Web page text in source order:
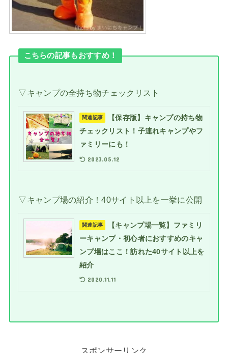
こちらの記事もおすすめ！
▽キャンプの全持ち物チェックリスト
関連記事
【保存版】キャンプの持ち物
チェックリスト！子連れキャンプやフ
ァミリーにも！
2023.05.12
▽キャンプ場の紹介！40サイト以上を一挙に公開
関連記事
【キャンプ場一覧】ファミリ
ーキャンプ・初心者におすすめのキャ
ンプ場はここ！訪れた40サイト以上を
紹介
2020.11.11
スポンサーリンク